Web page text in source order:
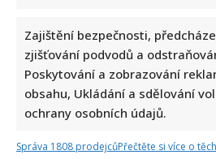
Zajištění bezpečnosti,
zjišťování podvodů a
Poskytování a zobrazování
obsahu, Ukládání a sdělování
ochrany osobních údajů.
Správa 1808 prodejcůPřečtěte si více o